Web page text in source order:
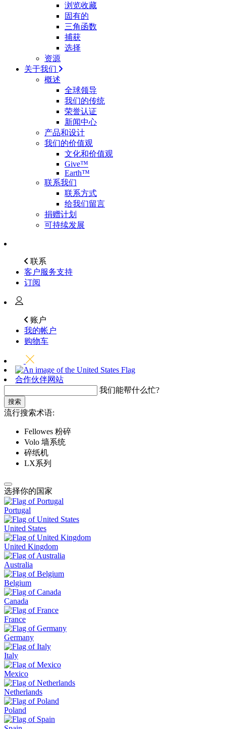
浏览收藏
固有的
三角函数
捕获
选择
资源
关于我们
概述
全球领导
我们的传统
荣誉认证
新闻中心
产品和设计
我们的价值观
文化和价值观
Give™
Earth™
联系我们
联系方式
给我们留言
捐赠计划
可持续发展
联系
客户服务支持
订阅
账户
我的帐户
购物车
合作伙伴网站
我们能帮什么忙?
搜索
流行搜索术语:
Fellowes 粉碎
Volo 墙系统
碎纸机
LX系列
选择你的国家
Portugal
United States
United Kingdom
Australia
Belgium
Canada
France
Germany
Italy
Mexico
Netherlands
Poland